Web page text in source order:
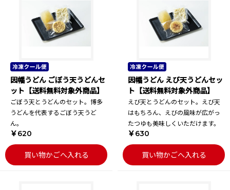
因幡うどん ごぼう天うどんセ
ット【送料無料対象外商品】
ごぼう天とうどんのセット。博多
うどんを代表するごぼう天うど
ん。
￥620
買い物かごへ入れる
因幡うどん えび天うどんセッ
ト【送料無料対象外商品】
えび天とうどんのセット。えび天
はもちろん、えびの風味が広がっ
たつゆも美味しくいただけます。
￥630
買い物かごへ入れる